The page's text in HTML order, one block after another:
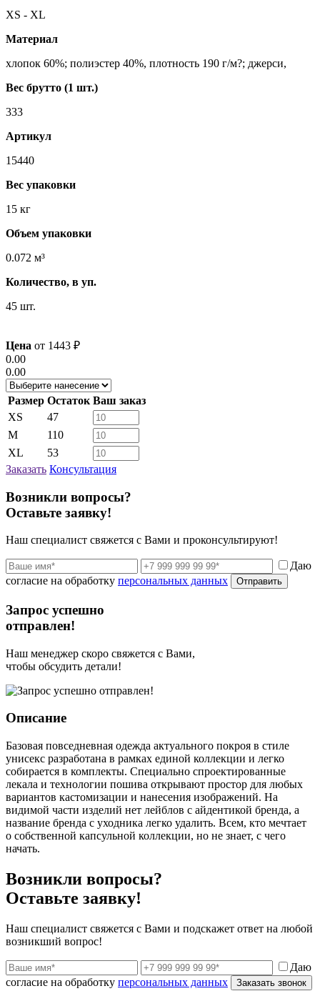
XS - XL
Материал
хлопок 60%; полиэстер 40%, плотность 190 г/м?; джерси,
Вес брутто (1 шт.)
333
Артикул
15440
Вес упаковки
15 кг
Объем упаковки
0.072 м³
Количество, в уп.
45 шт.
Цена от 1443 ₽
0.00
0.00
Размер Остаток Ваш заказ
XS
47
M
110
XL
53
Заказать Консультация
Возникли вопросы?
Оставьте заявку!
Наш специалист свяжется с Вами и проконсультируют!
Даю
согласие на обработку персональных данных Отправить
Запрос успешно
отправлен!
Наш менеджер скоро свяжется с Вами,
чтобы обсудить детали!
Описание
Базовая повседневная одежда актуального покроя в стиле
унисекс разработана в рамках единой коллекции и легко
собирается в комплекты. Специально спроектированные
лекала и технологии пошива открывают простор для любых
вариантов кастомизации и нанесения изображений. На
видимой части изделий нет лейблов с айдентикой бренда, а
название бренда с уходника легко удалить. Всем, кто мечтает
о собственной капсульной коллекции, но не знает, с чего
начать.
Возникли вопросы?
Оставьте заявку!
Наш специалист свяжется с Вами и подскажет ответ на любой
возникший вопрос!
Даю
согласие на обработку персональных данных Заказать звонок